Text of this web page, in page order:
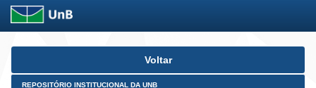
Skip
Voltar
REPOSITÓRIO INSTITUCIONAL DA UNB